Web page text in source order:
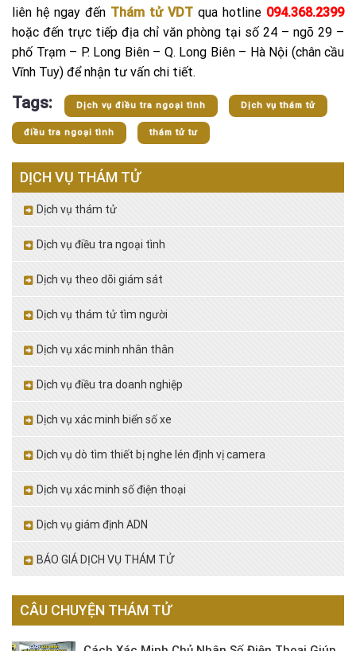
liên hệ ngay đến Thám tử VDT qua hotline 094.368.2399
hoặc đến trực tiếp địa chỉ văn phòng tại số 24 – ngõ 29 –
phố Trạm – P. Long Biên – Q. Long Biên – Hà Nội (chân cầu
Vĩnh Tuy) để nhận tư vấn chi tiết.
Tags: Dịch vụ điều tra ngoại tình Dịch vụ thám tử
điều tra ngoại tình thám tử tư
DỊCH VỤ THÁM TỬ
Dịch vụ thám tử
Dịch vụ điều tra ngoại tình
Dịch vụ theo dõi giám sát
Dịch vụ thám tử tìm người
Dịch vụ xác minh nhân thân
Dịch vụ điều tra doanh nghiệp
Dịch vụ xác minh biển số xe
Dịch vụ dò tìm thiết bị nghe lén định vị camera
Dịch vụ xác minh số điện thoại
Dịch vụ giám định ADN
BÁO GIÁ DỊCH VỤ THÁM TỬ
CÂU CHUYỆN THÁM TỬ